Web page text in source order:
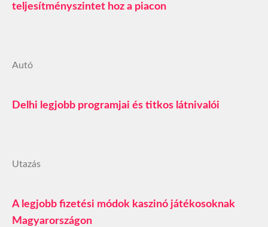
teljesítményszintet hoz a piacon
Autó
Delhi legjobb programjai és titkos látnivalói
Utazás
A legjobb fizetési módok kaszinó játékosoknak
Magyarországon